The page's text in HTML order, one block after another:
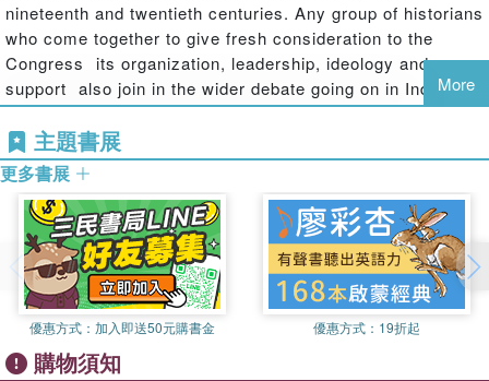
nineteenth and twentieth centuries. Any group of historians
who come together to give fresh consideration to the
Congress  its organization, leadership, ideology and
support  also join in the wider debate going on in Indian
history. This volume, first published in 1991, reflects such
an engagement with the full range of contemporary
discussion, representing not just scholarship in five
different countries but also quite distinct historiographical
traditions. It surveys the origins and development of the
Congress from its inception to its development up to
Independence.
More
主題書展
更多書展
優惠方式： 加入即送50元購書金 優惠方式： 19折起
購物須知